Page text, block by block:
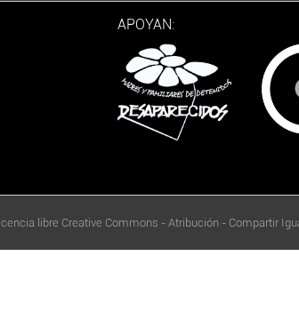
APOYAN:
libre Creative Commons - Atribución - Compartir